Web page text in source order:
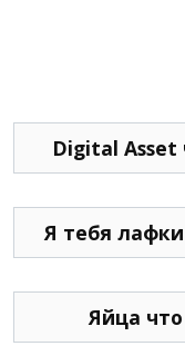
Digital Asset
Я тебя
Яйца